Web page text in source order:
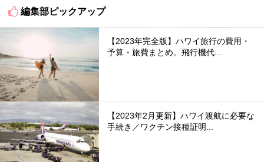
編集部ピックアップ
【2023年完全版】ハワイ旅行の費用・
予算・旅費まとめ。飛行機代...
【2023年2月更新】ハワイ渡航に必要な
手続き／ワクチン接種証明...